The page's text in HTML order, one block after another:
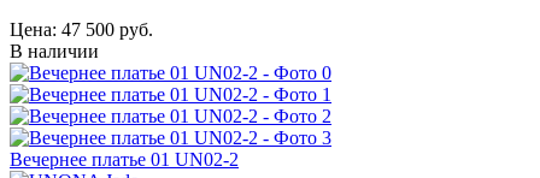
Цена: 47 500 руб.
В наличии
Вечернее платье 01 UN02-2